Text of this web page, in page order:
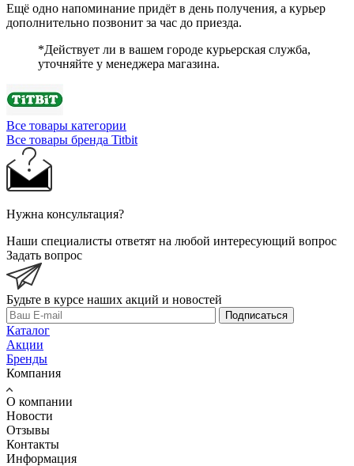
Ещё одно напоминание придёт в день получения, а курьер
дополнительно позвонит за час до приезда.
*Действует ли в вашем городе курьерская служба,
уточняйте у менеджера магазина.
Все товары категории
Все товары бренда Titbit
Нужна консультация?
Наши специалисты ответят на любой интересующий вопрос
Задать вопрос
Будьте в курсе наших акций и новостей
Подписаться
Каталог
Акции
Бренды
Компания
О компании
Новости
Отзывы
Контакты
Информация